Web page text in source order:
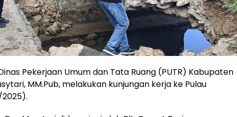
Pekerjaan Umum dan Tata Ruang (PUTR) Kabupaten
MM.Pub, melakukan kunjungan kerja ke Pulau